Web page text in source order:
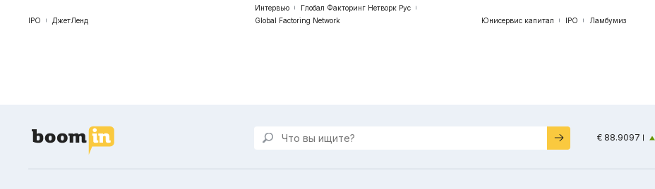
IPO ДжетЛенд
Интервью
Глобал Факторинг Нетворк Рус
Global Factoring Network
Юнисервис капитал IPO Ламбумиз
€ 88.9097